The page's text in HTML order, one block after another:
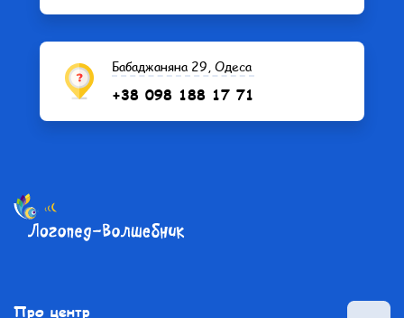
Бабаджаняна 29, Одеса
+38 098 188 17 71
Про центр